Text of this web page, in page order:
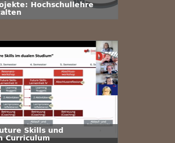
Hochschullehre
Skills und
Curriculum